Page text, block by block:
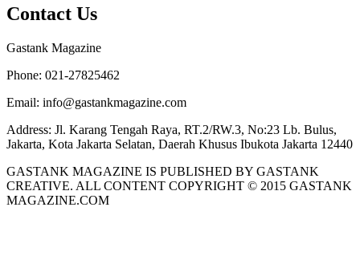
Contact Us
Gastank Magazine
Phone: 021-27825462
Email: info@gastankmagazine.com
Address: Jl. Karang Tengah Raya, RT.2/RW.3, No:23 Lb. Bulus,
Jakarta, Kota Jakarta Selatan, Daerah Khusus Ibukota Jakarta 12440
GASTANK MAGAZINE IS PUBLISHED BY GASTANK
CREATIVE. ALL CONTENT COPYRIGHT © 2015 GASTANK
MAGAZINE.COM